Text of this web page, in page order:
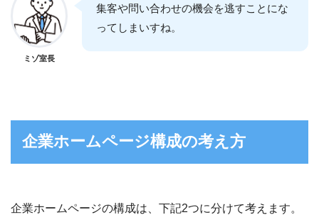
ミゾ室長
集客や問い合わせの機会を逃すことにな
ってしまいすね。
企業ホームページ構成の考え方
企業ホームページの構成は、下記2つに分けて考えます。